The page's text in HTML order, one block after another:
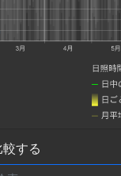
する